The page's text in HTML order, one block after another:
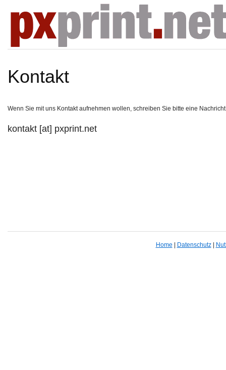
Kontakt
Wenn Sie mit uns Kontakt aufnehmen wollen, schreiben Sie bitte eine
kontakt [at] pxprint.net
Home Datenschutz|